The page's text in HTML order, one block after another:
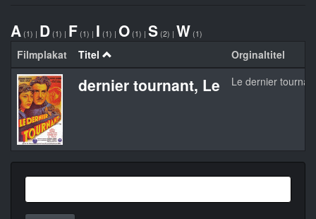
A (1) | D (1) | F (1) | I (1) | O (1) | S (2) | W (1)
Filmplakat Titel Orginaltitel
dernier tournant, Le Le dernier